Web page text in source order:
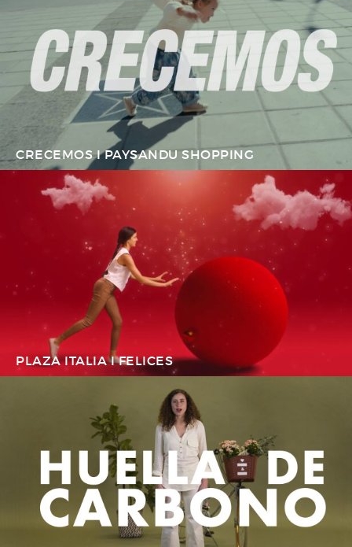
CRECEMOS I PAYSANDU SHOPPING
PLAZA ITALIA I FELICES